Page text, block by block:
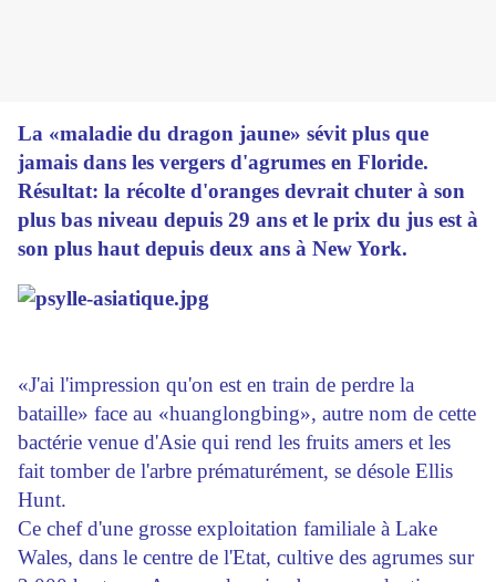
La «maladie du dragon jaune» sévit plus que
jamais dans les vergers d'agrumes en Floride.
Résultat: la récolte d'oranges devrait chuter à son
plus bas niveau depuis 29 ans et le prix du jus est à
son plus haut depuis deux ans à New York.
«J'ai l'impression qu'on est en train de perdre la
bataille» face au «huanglongbing», autre nom de cette
bactérie venue d'Asie qui rend les fruits amers et les
fait tomber de l'arbre prématurément, se désole Ellis
Hunt.
Ce chef d'une grosse exploitation familiale à Lake
Wales, dans le centre de l'Etat, cultive des agrumes sur